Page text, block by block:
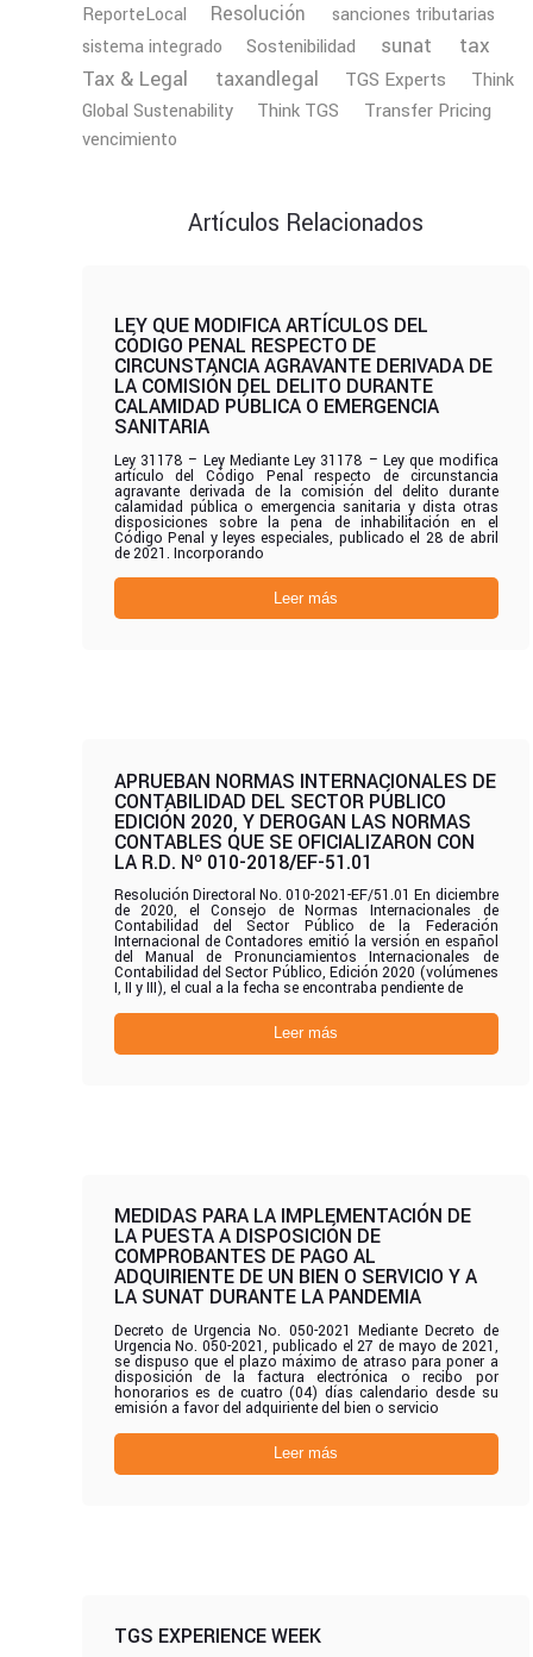
ReporteLocal Resolución
sanciones tributarias
sistema integrado
Sostenibilidad sunat
tax
Tax & Legal
taxandlegal TGS Experts
Think
Global Sustenability
Think TGS Transfer Pricing
vencimiento
Artículos Relacionados
LEY QUE MODIFICA ARTÍCULOS DEL
CÓDIGO PENAL RESPECTO DE
CIRCUNSTANCIA AGRAVANTE DERIVADA DE
LA COMISIÓN DEL DELITO DURANTE
CALAMIDAD PÚBLICA O EMERGENCIA
SANITARIA
Ley 31178 – Ley Mediante Ley 31178 – Ley que modifica
artículo del Código Penal respecto de circunstancia
agravante derivada de la comisión del delito durante
calamidad pública o emergencia sanitaria y dista otras
disposiciones sobre la pena de inhabilitación en el
Código Penal y leyes especiales, publicado el 28 de abril
de 2021. Incorporando
Leer más
APRUEBAN NORMAS INTERNACIONALES DE
CONTABILIDAD DEL SECTOR PÚBLICO
EDICIÓN 2020, Y DEROGAN LAS NORMAS
CONTABLES QUE SE OFICIALIZARON CON
LA R.D. Nº 010-2018/EF-51.01
Resolución Directoral No. 010-2021-EF/51.01 En diciembre
de 2020, el Consejo de Normas Internacionales de
Contabilidad del Sector Público de la Federación
Internacional de Contadores emitió la versión en español
del Manual de Pronunciamientos Internacionales de
Contabilidad del Sector Público, Edición 2020 (volúmenes
I, II y III), el cual a la fecha se encontraba pendiente de
Leer más
MEDIDAS PARA LA IMPLEMENTACIÓN DE
LA PUESTA A DISPOSICIÓN DE
COMPROBANTES DE PAGO AL
ADQUIRIENTE DE UN BIEN O SERVICIO Y A
LA SUNAT DURANTE LA PANDEMIA
Decreto de Urgencia No. 050-2021 Mediante Decreto de
Urgencia No. 050-2021, publicado el 27 de mayo de 2021,
se dispuso que el plazo máximo de atraso para poner a
disposición de la factura electrónica o recibo por
honorarios es de cuatro (04) días calendario desde su
emisión a favor del adquiriente del bien o servicio
Leer más
TGS EXPERIENCE WEEK